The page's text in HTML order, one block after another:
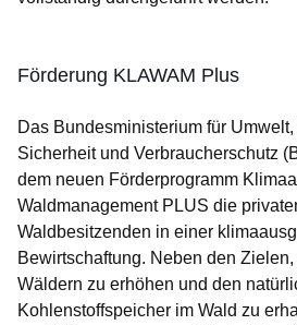
Förderung KLAWAM Plus
Das Bundesministerium für
Sicherheit und Verbraucherschutz
dem neuen Förderprogramm
Waldmanagement PLUS die
Waldbesitzenden in einer
Bewirtschaftung. Neben den
Wäldern zu erhöhen und den
Kohlenstoffspeicher im Wald zu